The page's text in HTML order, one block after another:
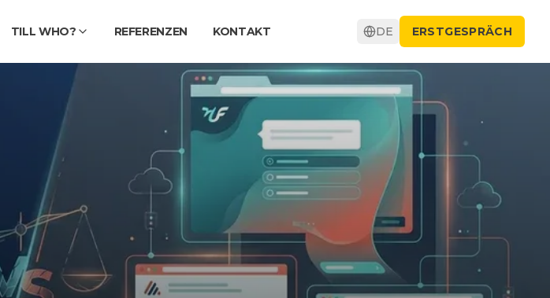
TILL WHO? REFERENZEN KONTAKT DE ERSTGESPRÄCH